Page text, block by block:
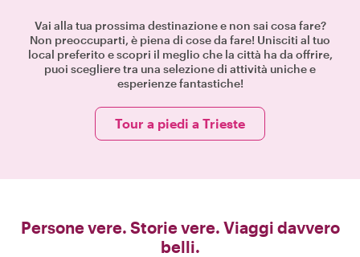
Vai alla tua prossima destinazione e non sai cosa fare?
Non preoccuparti, è piena di cose da fare! Unisciti al tuo
local preferito e scopri il meglio che la città ha da offrire,
puoi scegliere tra una selezione di attività uniche e
esperienze fantastiche!
Tour a piedi a Trieste
Persone vere. Storie vere. Viaggi davvero
belli.